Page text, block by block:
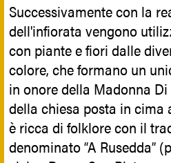
Successivamente con la
dell'infiorata vengono
con piante e fiori dalle
colore, che formano un
in onore della Madonna
della chiesa posta in cima
è ricca di folklore con il
denominato “A Rusedda”